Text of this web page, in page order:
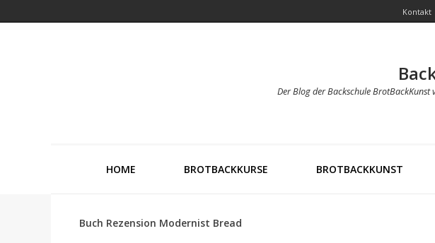
Kontakt
Der Blog der Backschule
HOME BROTBACKKURSE BROTBACKKUNST
Buch Rezension Modernist Bread